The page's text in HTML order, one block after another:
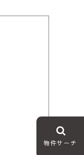
物件サーチ